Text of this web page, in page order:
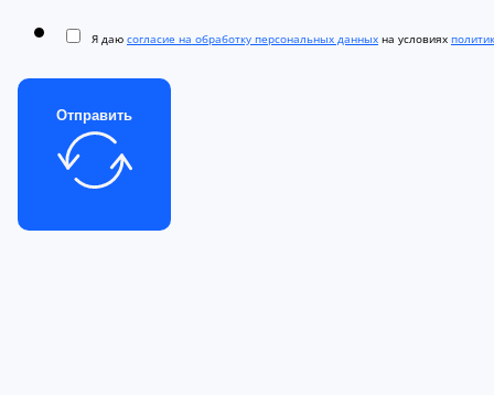
Я даю согласие на обработку персональных данных на условиях
Отправить